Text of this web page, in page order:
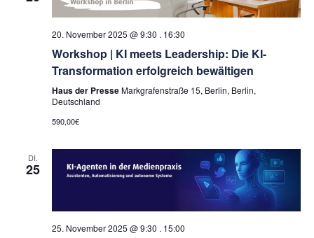
20. November 2025 @ 9:30 . 16:30
Workshop | KI meets Leadership: Die KI-
Transformation erfolgreich bewältigen
Haus der PresseMarkgrafenstraße 15, Berlin, Berlin,
Deutschland
590,00€
DI.
25
25. November 2025 @ 9:30 . 15:00